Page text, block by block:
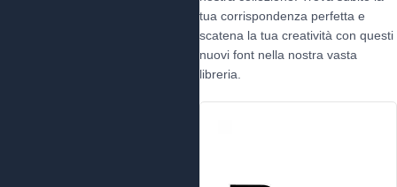
tua corrispondenza perfetta e
scatena la tua creatività con questi
nuovi font nella nostra vasta
libreria.